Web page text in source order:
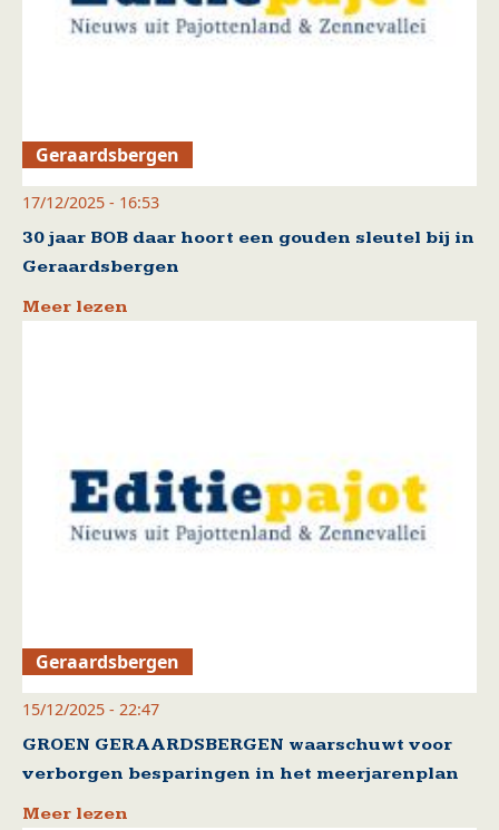
Geraardsbergen
17/12/2025 - 16:53
30 jaar BOB daar hoort een gouden sleutel bij in
Geraardsbergen
Meer lezen
Geraardsbergen
15/12/2025 - 22:47
GROEN GERAARDSBERGEN waarschuwt voor
verborgen besparingen in het meerjarenplan
Meer lezen